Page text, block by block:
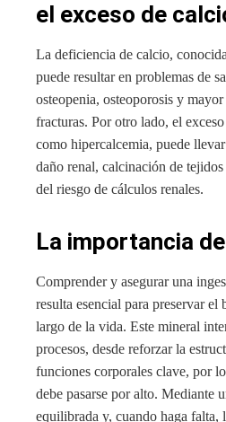
el exceso de
La deficiencia de calcio,
puede resultar en problemas de
osteopenia, osteoporosis y
fracturas. Por otro lado, el
como hipercalcemia, puede
daño renal, calcinación de
del riesgo de cálculos renales.
La importancia
Comprender y asegurar una
resulta esencial para preservar el
largo de la vida. Este mineral
procesos, desde reforzar la
funciones corporales clave, por
debe pasarse por alto. Mediante
equilibrada y, cuando haga falta,